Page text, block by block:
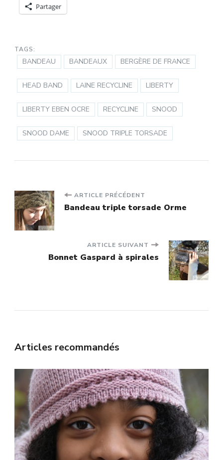
Partager
TAGS:
BANDEAU BANDEAUX BERGÈRE DE FRANCE
HEAD BAND LAINE RECYCLINE LIBERTY
LIBERTY EBEN OCRE RECYCLINE SNOOD
SNOOD DAME SNOOD TRIPLE TORSADE
Navigation
d'article
ARTICLE PRÉCÉDENT
Bandeau triple torsade Orme
ARTICLE SUIVANT
Bonnet Gaspard à spirales
Articles recommandés